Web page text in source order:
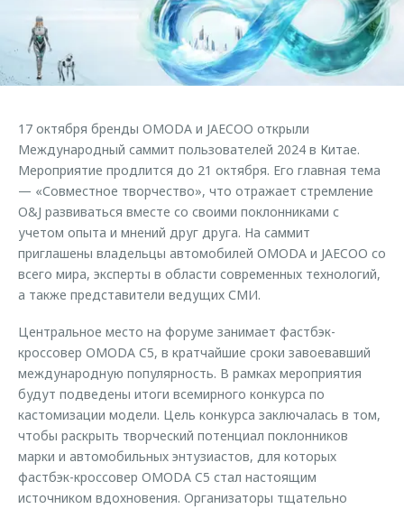
Страхование
Кредитный калькулятор
Аксессуары
Оригинальные аксессуары
Запчасти
Трейд-ин
Калькулятор трейд-ин
Клиентская поддержка
O&J Автоклуб
Клуб владельцев OMODA
Аксессуары
Одежда и сувениры
Оригинальные аксессуары
Запчасти
Обратная связь
17 октября бренды OMODA и JAECOO открыли
Международный саммит пользователей 2024 в Китае.
Мероприятие продлится до 21 октября. Его главная тема
— «Совместное творчество», что отражает стремление
O&J развиваться вместе со своими поклонниками с
учетом опыта и мнений друг друга. На саммит
приглашены владельцы автомобилей OMODA и JAECOO со
всего мира, эксперты в области современных технологий,
а также представители ведущих СМИ.
Центральное место на форуме занимает фастбэк-
кроссовер OMODA C5, в кратчайшие сроки завоевавший
международную популярность. В рамках мероприятия
будут подведены итоги всемирного конкурса по
кастомизации модели. Цель конкурса заключалась в том,
чтобы раскрыть творческий потенциал поклонников
марки и автомобильных энтузиастов, для которых
фастбэк-кроссовер OMODA C5 стал настоящим
источником вдохновения. Организаторы тщательно